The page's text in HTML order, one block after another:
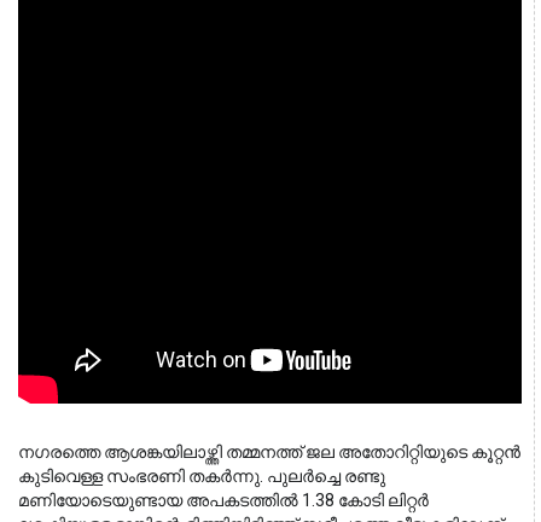
നഗരത്തെ ആശങ്കയിലാഴ്ത്തി തമ്മനത്ത് ജല അതോറിറ്റിയുടെ കൂറ്റൻ
കുടിവെള്ള സംഭരണി തകർന്നു. പുലർച്ചെ രണ്ടു
മണിയോടെയുണ്ടായ അപകടത്തിൽ 1.38 കോടി ലിറ്റർ